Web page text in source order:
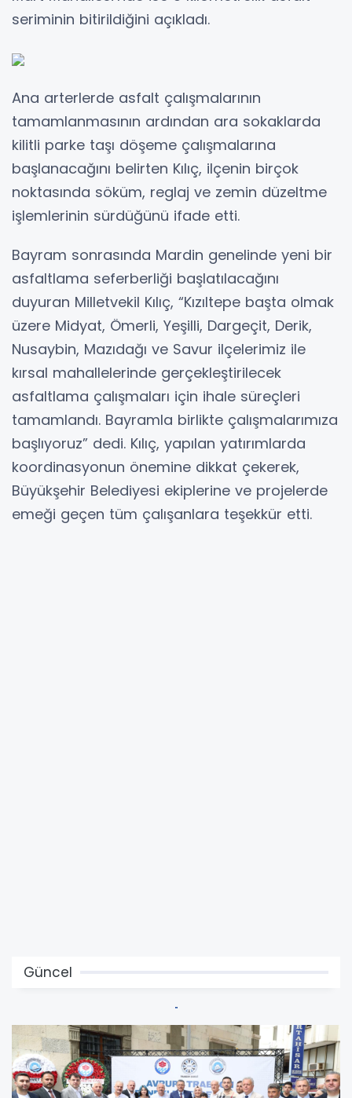
seriminin bitirildiğini açıkladı.
Ana arterlerde asfalt çalışmalarının
tamamlanmasının ardından ara sokaklarda
kilitli parke taşı döşeme çalışmalarına
başlanacağını belirten Kılıç, ilçenin birçok
noktasında söküm, reglaj ve zemin düzeltme
işlemlerinin sürdüğünü ifade etti.
Bayram sonrasında Mardin genelinde yeni bir
asfaltlama seferberliği başlatılacağını
duyuran Milletvekil Kılıç, “Kızıltepe başta olmak
üzere Midyat, Ömerli, Yeşilli, Dargeçit, Derik,
Nusaybin, Mazıdağı ve Savur ilçelerimiz ile
kırsal mahallelerinde gerçekleştirilecek
asfaltlama çalışmaları için ihale süreçleri
tamamlandı. Bayramla birlikte çalışmalarımıza
başlıyoruz” dedi. Kılıç, yapılan yatırımlarda
koordinasyonun önemine dikkat çekerek,
Büyükşehir Belediyesi ekiplerine ve projelerde
emeği geçen tüm çalışanlara teşekkür etti.
Güncel